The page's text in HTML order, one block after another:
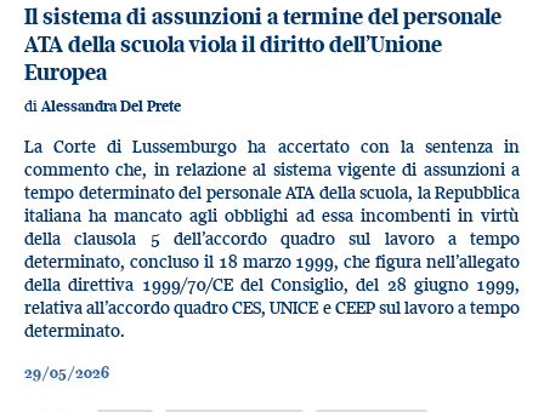
Il sistema di assunzioni a termine del personale
ATA della scuola viola il diritto dell’Unione
Europea
di Alessandra Del Prete
La Corte di Lussemburgo ha accertato con la sentenza in
commento che, in relazione al sistema vigente di assunzioni a
tempo determinato del personale ATA della scuola, la Repubblica
italiana ha mancato agli obblighi ad essa incombenti in virtù
della clausola 5 dell’accordo quadro sul lavoro a tempo
determinato, concluso il 18 marzo 1999, che figura nell’allegato
della direttiva 1999/70/CE del Consiglio, del 28 giugno 1999,
relativa all’accordo quadro CES, UNICE e CEEP sul lavoro a tempo
determinato.
29/05/2026